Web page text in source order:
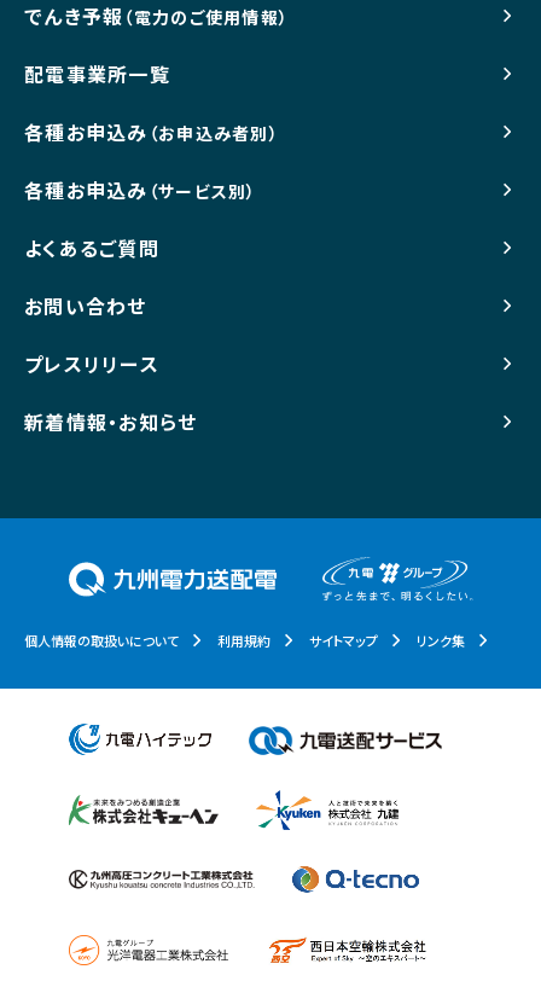
でんき予報 （電力のご使用情報）
配電事業所一覧
各種お申込み （お申込み者別）
各種お申込み （サービス別）
よくあるご質問
お問い合わせ
プレスリリース
新着情報・お知らせ
個人情報の取扱いについて 利用規約 サイトマップ リンク集